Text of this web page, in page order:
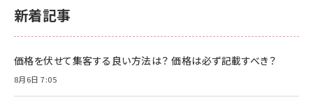
新着記事
価格を伏せて集客する良い方法は？ 価格は必ず記載すべき？
8月6日 7:05